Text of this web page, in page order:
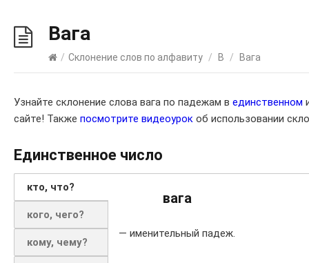
Вага
/ Склонение слов по алфавиту / В / Вага
Узнайте склонение слова вага по падежам в единственном
сайте! Также посмотрите видеоурок об использовании
Единственное число
кто, что?
кого, чего?
кому, чему?
вага
— именительный падеж.